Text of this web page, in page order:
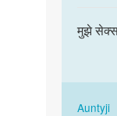
मुझे
है
मुझे
AuntyjiIn